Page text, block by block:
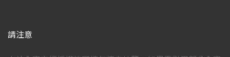
請注意